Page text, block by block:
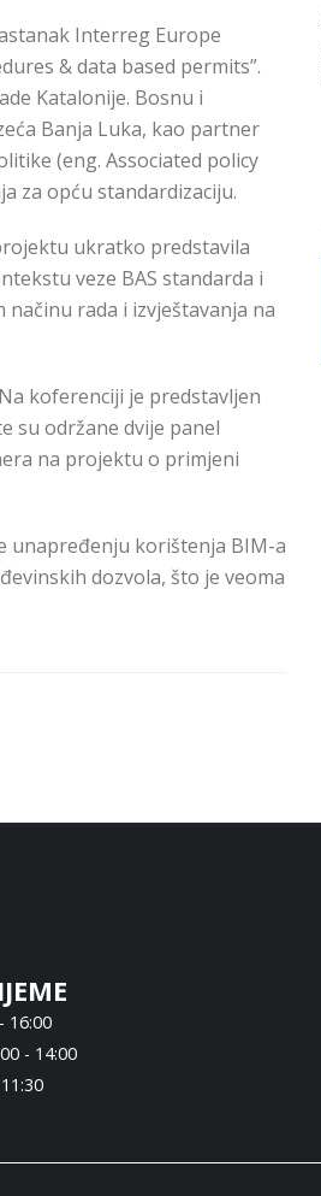
Interreg Europe
& data based permits”.
Katalonije. Bosnu i
Banja Luka, kao partner
(eng. Associated policy
za opću standardizaciju.
ukratko predstavila
veze BAS standarda i
rada i izvještavanja na
koferenciji je predstavljen
su održane dvije panel
na projektu o primjeni
unapređenju korištenja BIM-a
dozvola, što je veoma
16:00
- 14:00